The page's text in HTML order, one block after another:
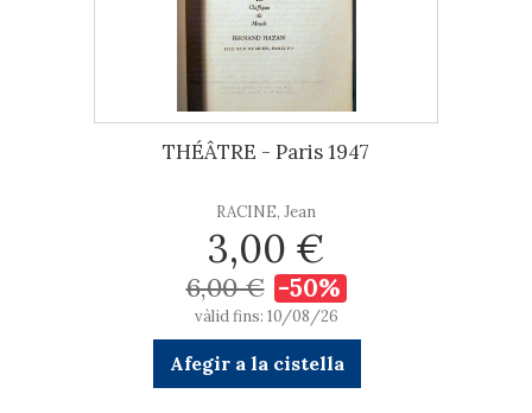
THÉÂTRE - Paris 1947
RACINE, Jean
3,00 €
6,00 € -50%
vàlid fins: 10/08/26
Afegir a la cistella